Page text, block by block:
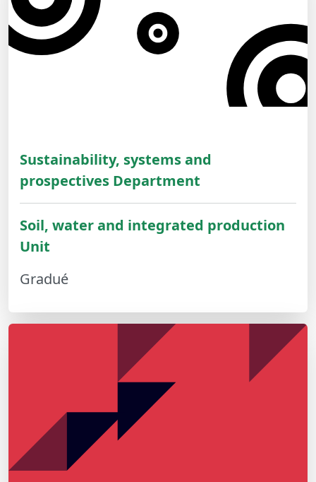
Sustainability, systems and
prospectives Department
Soil, water and integrated production
Unit
Gradué